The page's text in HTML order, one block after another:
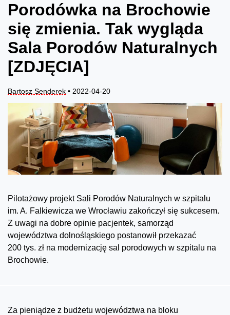
Porodówka na Brochowie
się zmienia. Tak wygląda
Sala Porodów Naturalnych
[ZDJĘCIA]
Bartosz Senderek • 2022-04-20
Pilotażowy projekt Sali Porodów Naturalnych w szpitalu
im. A. Falkiewicza we Wrocławiu zakończył się sukcesem.
Z uwagi na dobre opinie pacjentek, samorząd
województwa dolnośląskiego postanowił przekazać
200 tys. zł na modernizację sal porodowych w szpitalu na
Brochowie.
Za pieniądze z budżetu województwa na bloku